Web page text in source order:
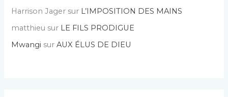
Harrison Jager sur L’IMPOSITION DES MAINS
matthieu sur LE FILS PRODIGUE
Mwangi surAUX ÉLUS DE DIEU